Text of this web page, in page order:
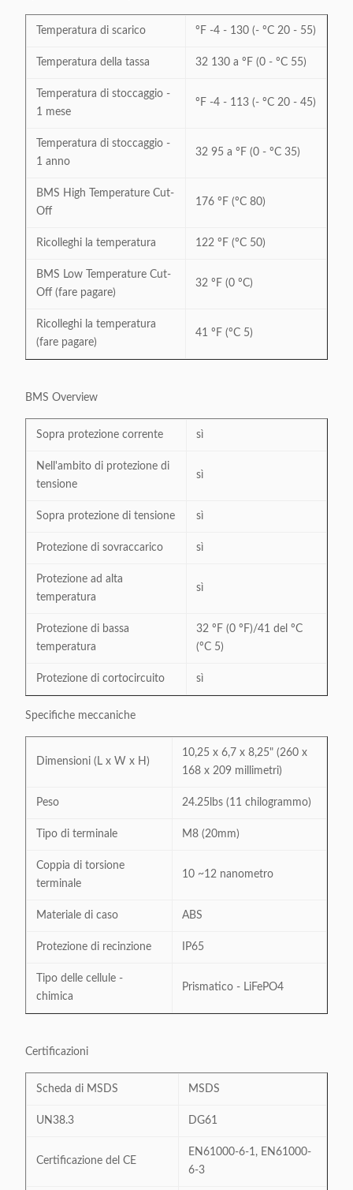
Temperatura di scarico ºF -4 - 130 (- ºC 20 - 55)
Temperatura della tassa 32 130 a ºF (0 - ºC 55)
Temperatura di stoccaggio -
1 mese
ºF -4 - 113 (- ºC 20 - 45)
Temperatura di stoccaggio -
1 anno
32 95 a ºF (0 - ºC 35)
BMS High Temperature Cut-
Off
176 ºF (ºC 80)
Ricolleghi la temperatura 122 ºF (ºC 50)
BMS Low Temperature Cut-
Off (fare pagare)
32 ºF (0 ºC)
Ricolleghi la temperatura
(fare pagare)
41 ºF (ºC 5)
BMS Overview
Sopra protezione corrente sì
Nell'ambito di protezione di
tensione
sì
Sopra protezione di tensione sì
Protezione di sovraccarico sì
Protezione ad alta
temperatura
sì
Protezione di bassa
temperatura
32 ºF (0 ºF)/41 del ºC
(ºC 5)
Protezione di cortocircuito sì
Specifiche meccaniche
Dimensioni (L x W x H)
10,25 x 6,7 x 8,25" (260 x
168 x 209 millimetri)
Peso 24.25lbs (11 chilogrammo)
Tipo di terminale M8 (20mm)
Coppia di torsione
terminale
10 ~12 nanometro
Materiale di caso ABS
Protezione di recinzione IP65
Tipo delle cellule -
chimica
Prismatico - LiFePO4
Certificazioni
Scheda di MSDS MSDS
UN38.3 DG61
Certificazione del CE
EN61000-6-1, EN61000-
6-3